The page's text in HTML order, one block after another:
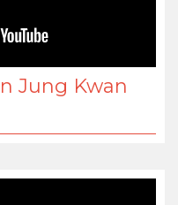
Jung Kwan